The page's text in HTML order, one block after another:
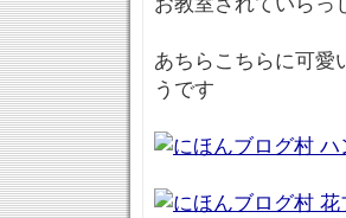
あちらこちらに可
うです